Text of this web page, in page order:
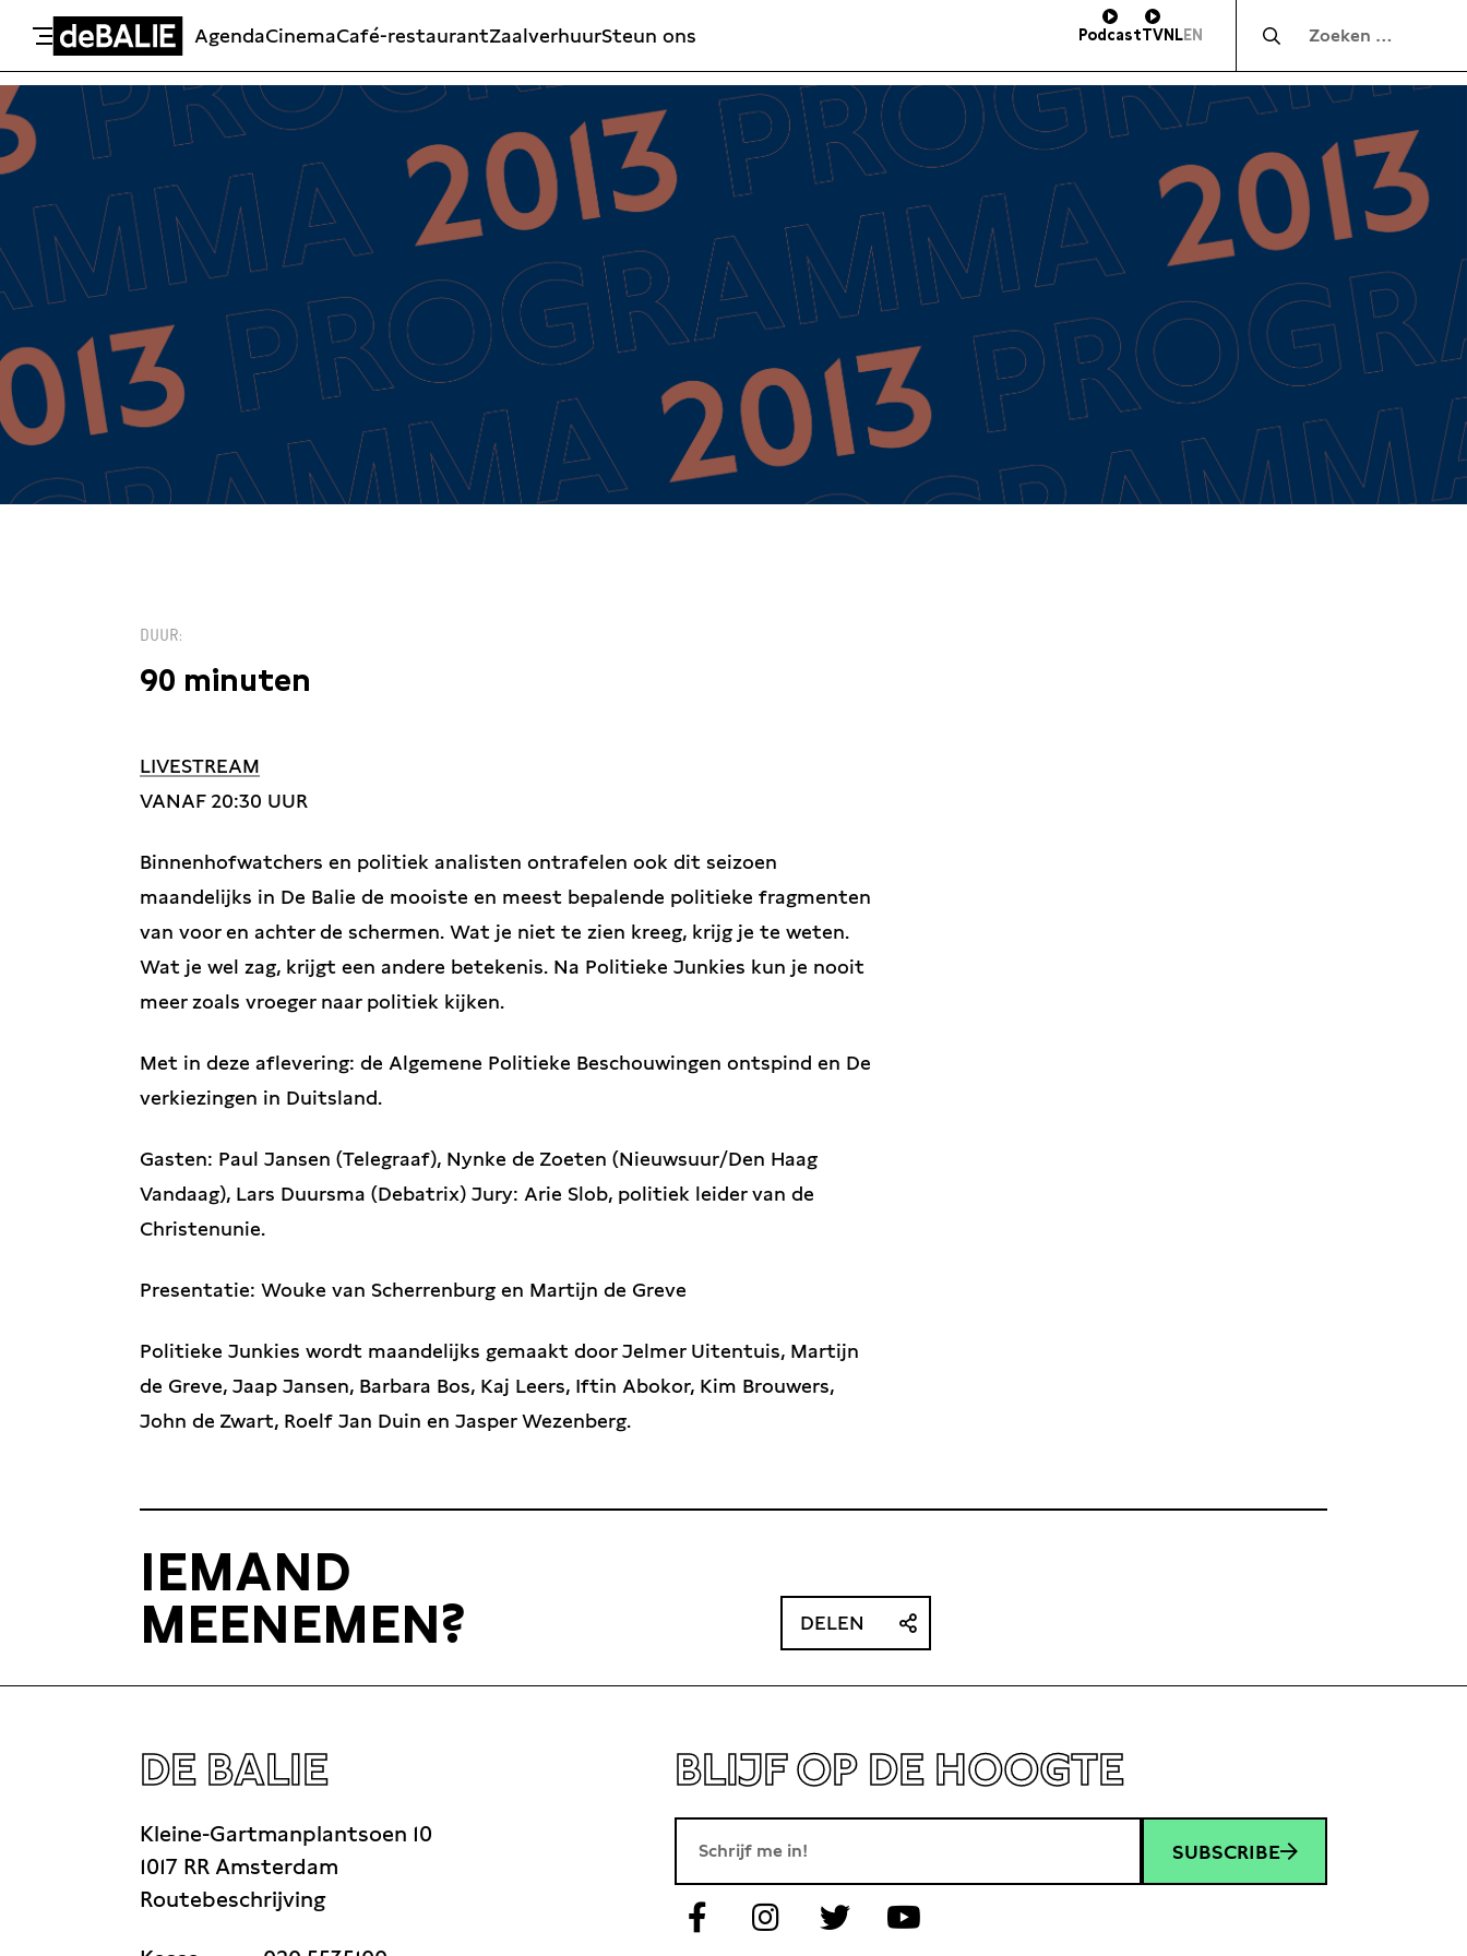
Meteen naar de content
De Balie
AgendaCinemaCafé-restaurantZaalverhuurSteun ons PodcastTVNLEN
DUUR
90 minuten
LIVESTREAM
VANAF 20:30 UUR
Binnenhofwatchers en politiek analisten ontrafelen ook dit seizoen
maandelijks in De Balie de mooiste en meest bepalende politieke fragmenten
van voor en achter de schermen. Wat je niet te zien kreeg, krijg je te weten.
Wat je wel zag, krijgt een andere betekenis. Na Politieke Junkies kun je nooit
meer zoals vroeger naar politiek kijken.
Met in deze aflevering: de Algemene Politieke Beschouwingen ontspind en De
verkiezingen in Duitsland.
Gasten: Paul Jansen (Telegraaf), Nynke de Zoeten (Nieuwsuur/Den Haag
Vandaag), Lars Duursma (Debatrix) Jury: Arie Slob, politiek leider van de
Christenunie.
Presentatie: Wouke van Scherrenburg en Martijn de Greve
Politieke Junkies wordt maandelijks gemaakt door Jelmer Uitentuis, Martijn
de Greve, Jaap Jansen, Barbara Bos, Kaj Leers, Iftin Abokor, Kim Brouwers,
John de Zwart, Roelf Jan Duin en Jasper Wezenberg.
IEMAND
MEENEMEN?
DELEN
DE BALIE
Kleine-Gartmanplantsoen 10
1017 RR Amsterdam
Routebeschrijving
BLIJF OP DE HOOGTE
SUBSCRIBE